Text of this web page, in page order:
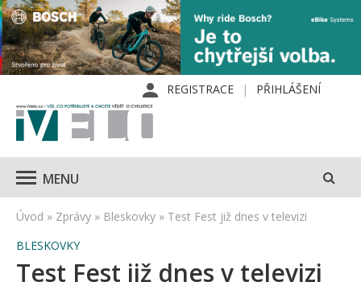
REGISTRACE PŘIHLÁŠENÍ
MENU
Úvod » Zprávy » Bleskovky » Test Fest již dnes v televizi
BLESKOVKY
Test Fest již dnes v televizi